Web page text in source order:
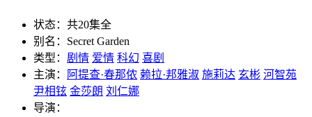
状态： 共20集全
别名： Secret Garden
类型： 剧情 爱情 科幻 喜剧
主演：
阿提查·春那侬 赖拉·邦雅淑 施莉达 玄彬 河智苑
尹相铉 金莎朗 刘仁娜
导演：